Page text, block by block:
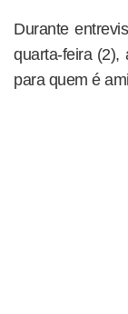
Durante
quarta-feira (2),
para quem é